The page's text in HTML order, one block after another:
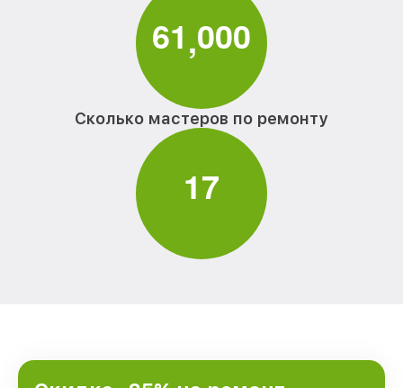
61,000
Сколько мастеров по ремонту
17